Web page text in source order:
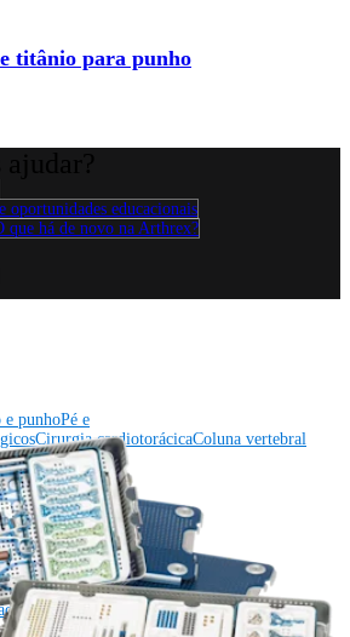
titânio para punho
oportunidades educacionais
que há de novo na Arthrex?
e punhoPé e
Cirurgia cardiotorácicaColuna vertebral
e punhoPé e
Cirurgia cardiotorácicaColuna